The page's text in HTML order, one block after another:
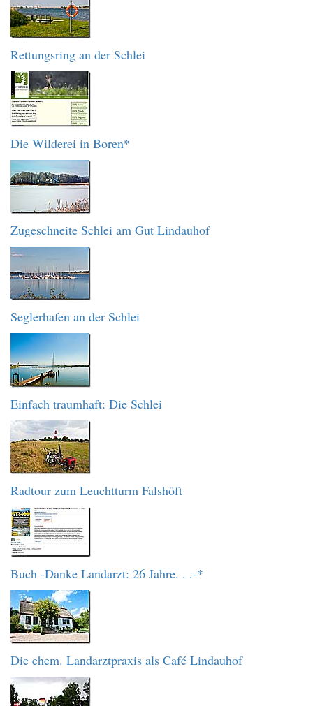
Rettungsring an der Schlei
Die Wilderei in Boren*
Zugeschneite Schlei am Gut Lindauhof
Seglerhafen an der Schlei
Einfach traumhaft: Die Schlei
Radtour zum Leuchtturm Falshöft
Buch -Danke Landarzt: 26 Jahre. . .-*
Die ehem. Landarztpraxis als Café Lindauhof